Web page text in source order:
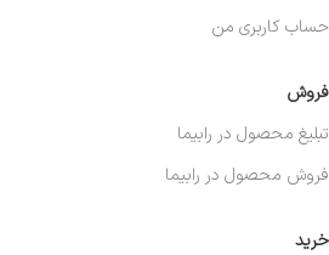
خرید
فروش
تبلیغ محصول در رابیما
فروش محصول در رابیما
حساب کاربری من